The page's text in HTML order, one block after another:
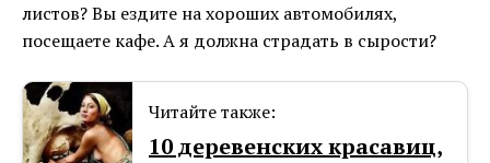
листов? Вы ездите на хороших автомобилях,
посещаете кафе. А я должна страдать в сырости?
Читайте также:
10 деревенских красавиц,